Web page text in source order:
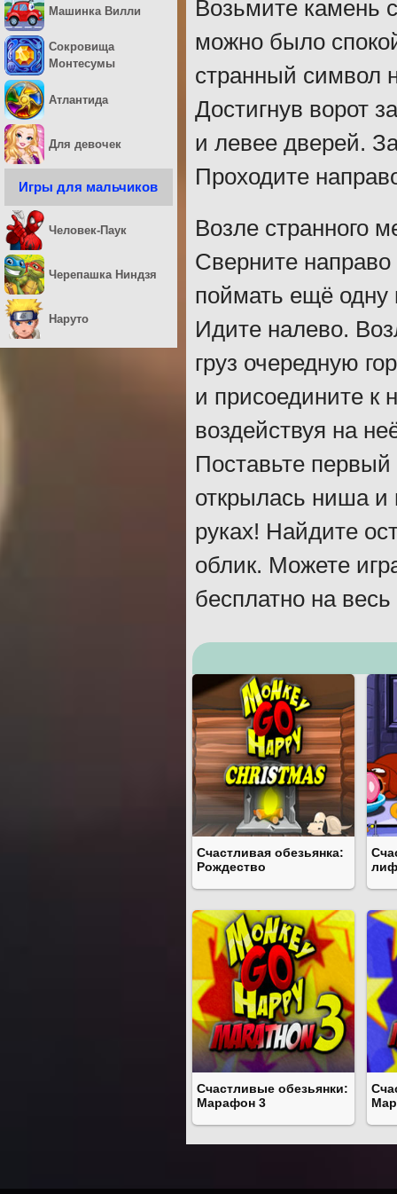
Возьмите камень
можно было
странный символ
Достигнув ворот
и левее дверей.
Проходите
Возле странного
Сверните
поймать ещё одну
Идите налево.
груз очередную
и присоедините к
воздействуя на
Поставьте
открылась ниша и
руках! Найдите
облик. Можете
бесплатно на весь
Счастливая обезьянка:
Рождество
Счастливые обезьянки:
Марафон 3
Машинка Вилли
Сокровища
Монтесумы
Атлантида
Для девочек
Игры для мальчиков
Человек-Паук
Черепашка Ниндзя
Наруто